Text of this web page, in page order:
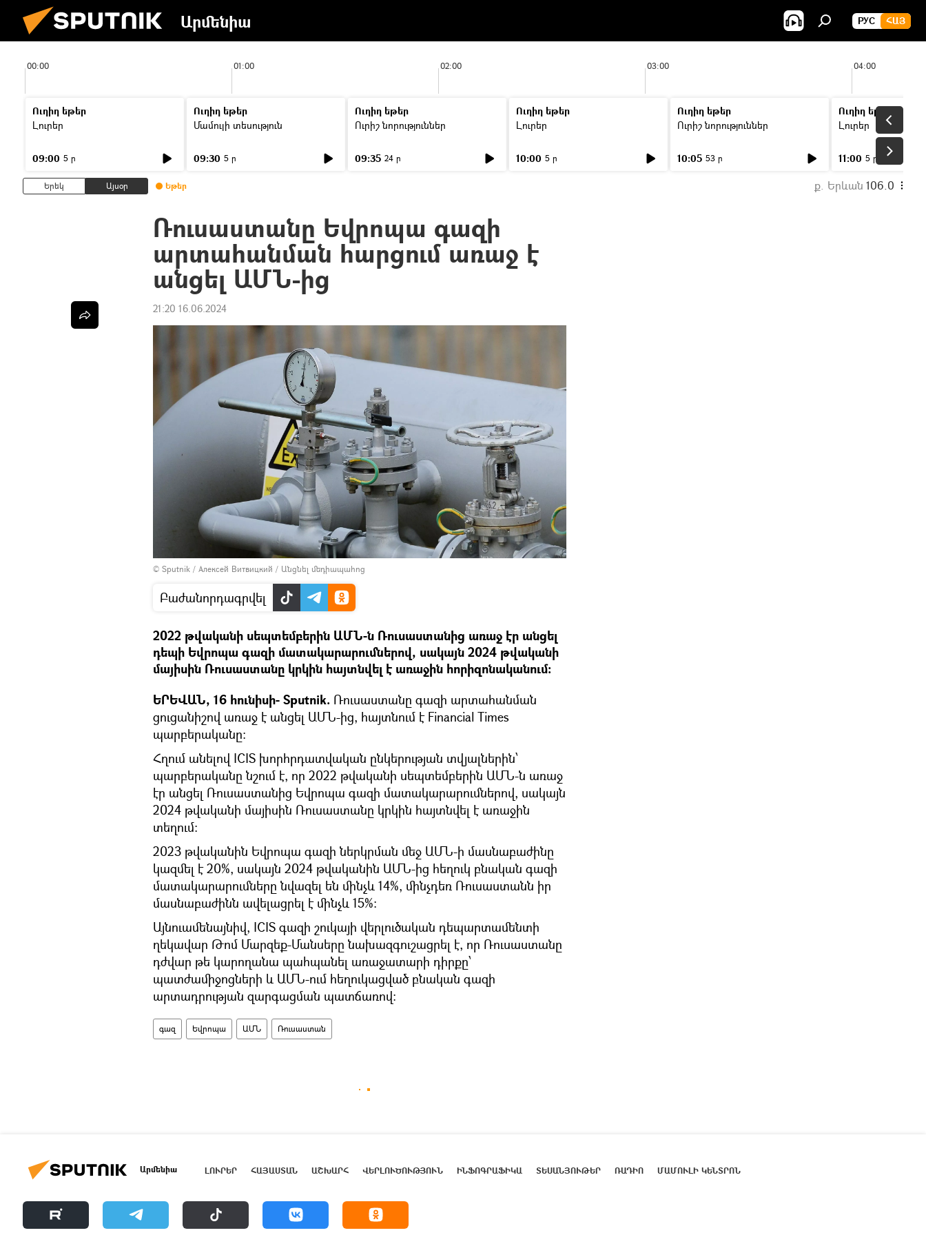
Արմենիա РУС ՀԱՅ
00:00 01:00 02:00 03:00 04:00
Ուղիղ եթեր
Լուրեր
09:00 5 ր
Ուղիղ եթեր
Մամուլի տեսություն
09:30 5 ր
Ուղիղ եթեր
Ուրիշ նորություններ
09:35 24 ր
Ուղիղ եթեր
Լուրեր
10:00 5 ր
Ուղիղ եթեր
Ուրիշ նորություններ
10:05 53 ր
Ուղիղ եթեր
Լուրեր
11:00 5 ր
Երեկ Այսօր Եթեր ք. Երևան 106.0
Ռուսաստանը Եվրոպա գազի
արտահանման հարցում առաջ է
անցել ԱՄՆ-ից
21:20 16.06.2024
© Sputnik / Алексей Витвицкий / Անցնել մեդիապահոց
Բաժանորդագրվել
2022 թվականի սեպտեմբերին ԱՄՆ-ն Ռուսաստանից առաջ էր անցել
դեպի Եվրոպա գազի մատակարարումներով, սակայն 2024 թվականի
մայիսին Ռուսաստանը կրկին հայտնվել է առաջին հորիզոնականում։
ԵՐԵՎԱՆ, 16 հունիսի- Sputnik. Ռուսաստանը գազի արտահանման
ցուցանիշով առաջ է անցել ԱՄՆ-ից, հայտնում է Financial Times
պարբերականը։
Հղում անելով ICIS խորհրդատվական ընկերության տվյալներին՝
պարբերականը նշում է, որ 2022 թվականի սեպտեմբերին ԱՄՆ-ն առաջ
էր անցել Ռուսաստանից Եվրոպա գազի մատակարարումներով, սակայն
2024 թվականի մայիսին Ռուսաստանը կրկին հայտնվել է առաջին
տեղում։
2023 թվականին Եվրոպա գազի ներկրման մեջ ԱՄՆ-ի մասնաբաժինը
կազմել է 20%, սակայն 2024 թվականին ԱՄՆ-ից հեղուկ բնական գազի
մատակարարումները նվազել են մինչև 14%, մինչդեռ Ռուսաստանն իր
մասնաբաժինն ավելացրել է մինչև 15%:
Այնուամենայնիվ, ICIS գազի շուկայի վերլուծական դեպարտամենտի
ղեկավար Թոմ Մարզեք-Մանսերը նախազգուշացրել է, որ Ռուսաստանը
դժվար թե կարողանա պահպանել առաջատարի դիրքը՝
պատժամիջոցների և ԱՄՆ-ում հեղուկացված բնական գազի
արտադրության զարգացման պատճառով:
գազ Եվրոպա ԱՄՆ Ռուսաստան
Արմենիա ԼՈՒՐԵՐ ՀԱՅԱՍՏԱՆ ԱՇԽԱՐՀ ՎԵՐԼՈՒԾՈՒԹՅՈՒՆ ԻՆՖՈԳՐԱՖԻԿԱ ՏԵՍԱՆՅՈՒԹԵՐ ՌԱԴԻՈ ՄԱՄՈՒԼԻ ԿԵՆՏՐՈՆ